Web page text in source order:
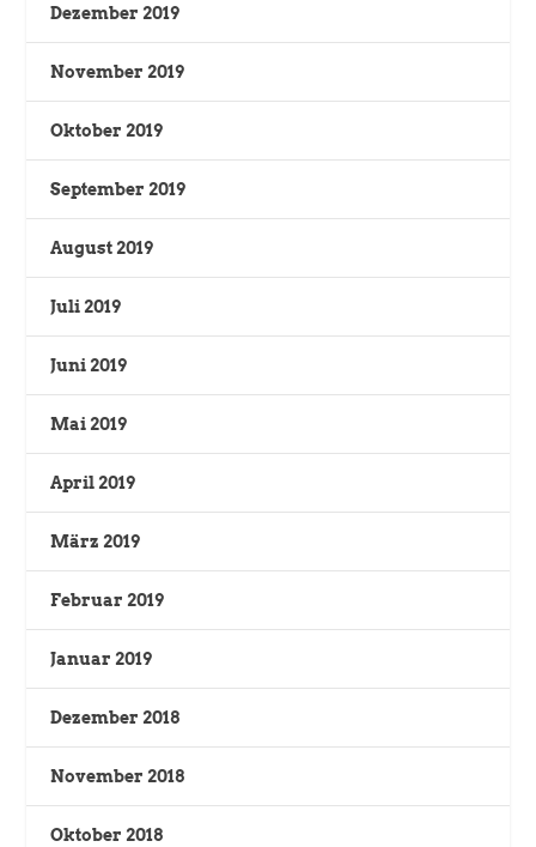
Dezember 2019
November 2019
Oktober 2019
September 2019
August 2019
Juli 2019
Juni 2019
Mai 2019
April 2019
März 2019
Februar 2019
Januar 2019
Dezember 2018
November 2018
Oktober 2018